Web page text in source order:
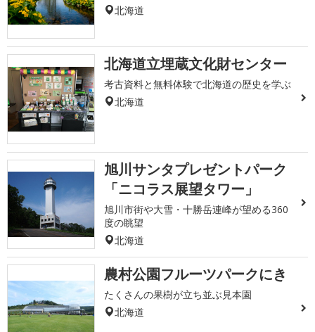
北海道
北海道立埋蔵文化財センター
考古資料と無料体験で北海道の歴史を学ぶ
北海道
旭川サンタプレゼントパーク
「ニコラス展望タワー」
旭川市街や大雪・十勝岳連峰が望める360
度の眺望
北海道
農村公園フルーツパークにき
たくさんの果樹が立ち並ぶ見本園
北海道